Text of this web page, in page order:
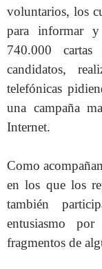
voluntarios, los
para informar
740.000
candidatos,
telefónicas
una campaña
Internet.
Como
en los que los
también
entusiasmo
fragmentos de